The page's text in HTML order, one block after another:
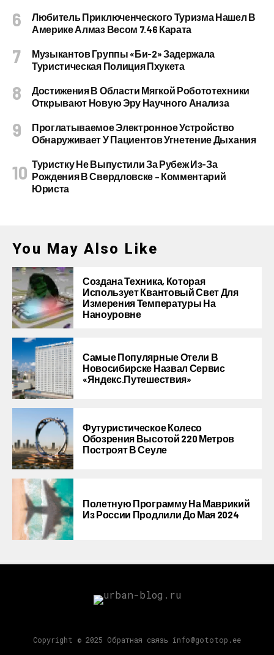
Любитель Приключенческого Туризма Нашел В
Америке Алмаз Весом 7.46 Карата
Музыкантов Группы «Би-2» Задержала
Туристическая Полиция Пхукета
Достижения В Области Мягкой Робототехники
Открывают Новую Эру Научного Анализа
Проглатываемое Электронное Устройство
Обнаруживает У Пациентов Угнетение Дыхания
Туристку Не Выпустили За Рубеж Из-За
Рождения В Свердловске – Комментарий
Юриста
You May Also Like
Создана Техника, Которая
Использует Квантовый Свет Для
Измерения Температуры На
Наноуровне
Самые Популярные Отели В
Новосибирске Назвал Сервис
«Яндекс.Путешествия»
Футуристическое Колесо
Обозрения Высотой 220 Метров
Построят В Сеуле
Полетную Программу На Маврикий
Из России Продлили До Мая 2024
Copyright © 2025 Обратная связь info@gototop.ee